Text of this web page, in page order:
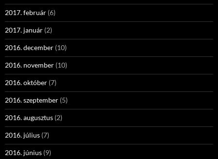
2017. február (6)
2017. január (2)
2016. december (10)
2016. november (10)
2016. október (7)
2016. szeptember (5)
2016. augusztus (2)
2016. július (7)
2016. június (9)